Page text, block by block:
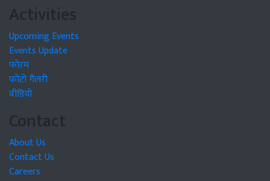
Activities
Upcoming Events
Events Update
फोरम
फोटो गैलरी
वीडियो
Contact
About Us
Contact Us
Careers